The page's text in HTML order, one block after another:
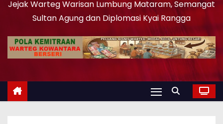
Jejak Warteg Warisan Lumbung Mataram, Semangat
Sultan Agung dan Diplomasi Kyai Rangga